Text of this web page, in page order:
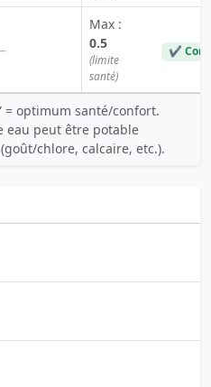
Max :
0.5
(limite
santé)
✔
= optimum santé/confort.
eau peut être potable
chlore, calcaire, etc.).